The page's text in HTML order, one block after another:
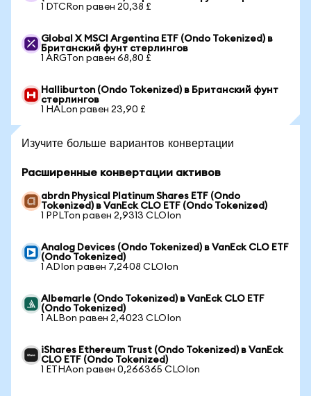
1 DTCRon равен 20,38 £
Global X MSCI Argentina ETF (Ondo Tokenized) в
Британский фунт стерлингов
1 ARGTon равен 68,80 £
Halliburton (Ondo Tokenized) в Британский фунт
стерлингов
1 HALon равен 23,90 £
Изучите больше вариантов конвертации
Расширенные конвертации активов
abrdn Physical Platinum Shares ETF (Ondo
Tokenized) в VanEck CLO ETF (Ondo Tokenized)
1 PPLTon равен 2,9313 CLOIon
Analog Devices (Ondo Tokenized) в VanEck CLO ETF
(Ondo Tokenized)
1 ADIon равен 7,2408 CLOIon
Albemarle (Ondo Tokenized) в VanEck CLO ETF
(Ondo Tokenized)
1 ALBon равен 2,4023 CLOIon
iShares Ethereum Trust (Ondo Tokenized) в VanEck
CLO ETF (Ondo Tokenized)
1 ETHAon равен 0,266365 CLOIon